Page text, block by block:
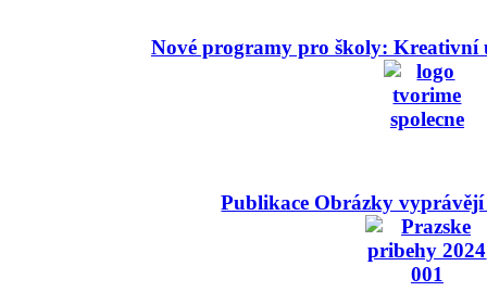
Nové programy pro školy: Kreativní
Publikace Obrázky